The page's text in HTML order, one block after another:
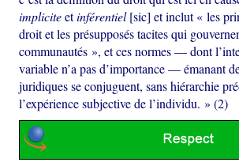
impliciteetinférentiel[sic] et inclut « les
droit et les présupposés tacites qui
communautés », et ces normes — dont
variable n’a pas d’importance — émanant
juridiques se conjuguent, sans hiérarchie
l’expérience subjective de l’individu. » (2)